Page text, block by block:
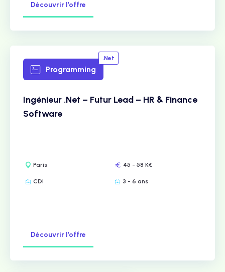
Découvrir l’offre
Programming
.Net
Ingénieur .Net – Futur Lead – HR & Finance
Software
Paris 45 - 58 K€
CDI 3 - 6 ans
Découvrir l’offre